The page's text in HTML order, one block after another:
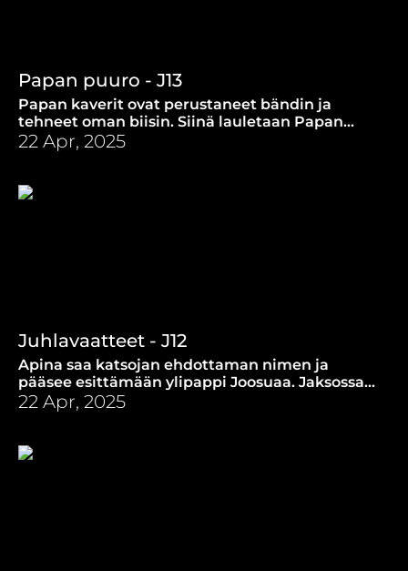
Papan puuro - J13
Papan kaverit ovat perustaneet bändin ja
tehneet oman biisin. Siinä lauletaan Papan
puurosta, mutta myös taivaaseen kantavasta
ruuasta.
22 Apr, 2025
Juhlavaatteet - J12
Apina saa katsojan ehdottaman nimen ja
pääsee esittämään ylipappi Joosuaa. Jaksossa
kuullaan myös uusi laulu Juhlavaatteet.
22 Apr, 2025